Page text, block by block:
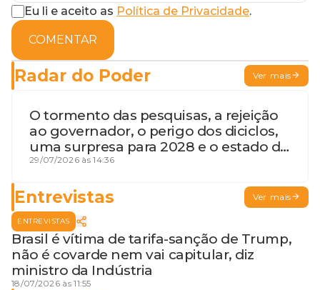
Eu li e aceito as Política de Privacidade.
COMENTAR
Radar do Poder Ver mais
O tormento das pesquisas, a rejeição
ao governador, o perigo dos diciclos,
uma surpresa para 2028 e o estado de
terceira guerra mundial
29/07/2026 às 14:36
Entrevistas Ver mais
ENTREVISTAS
Brasil é vítima de tarifa-sanção de Trump,
não é covarde nem vai capitular, diz
ministro da Indústria
18/07/2026 às 11:55